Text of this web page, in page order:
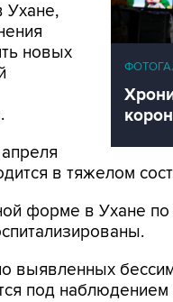
Ухане,
новых
в тяжелом
форме в Ухане по
выявленных
под